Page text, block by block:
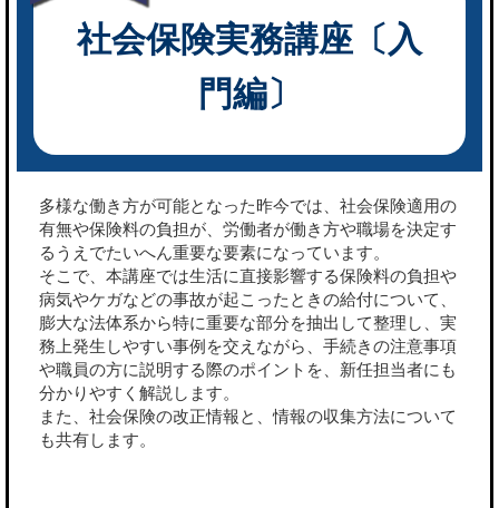
社会保険実務講座〔入
門編〕
多様な働き方が可能となった昨今では、社会保険適用の
有無や保険料の負担が、労働者が働き方や職場を決定す
るうえでたいへん重要な要素になっています。
そこで、本講座では生活に直接影響する保険料の負担や
病気やケガなどの事故が起こったときの給付について、
膨大な法体系から特に重要な部分を抽出して整理し、実
務上発生しやすい事例を交えながら、手続きの注意事項
や職員の方に説明する際のポイントを、新任担当者にも
分かりやすく解説します。
また、社会保険の改正情報と、情報の収集方法について
も共有します。